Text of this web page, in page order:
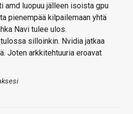
amd luopuu jälleen isoista gpu
pienempää kilpailemaan yhtä
Navi tulee ulos.
silloinkin. Nvidia jatkaa
Joten arkkitehtuuria eroavat